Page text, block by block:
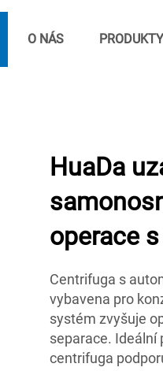
O NÁS PRODUKTY
HuaDa
operace
Centrifuga s
vybavena pro
systém zvyšuje
separace. Ideální
centrifuga